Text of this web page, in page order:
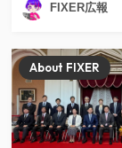
FIXER広報
About FIXER